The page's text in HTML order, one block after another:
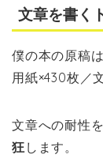
文章を書く
僕の本の原稿
用紙×430枚／
文章への耐性
狂 します。